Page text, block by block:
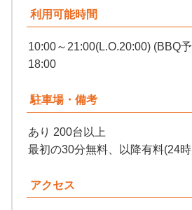
利用可能時間
10:00～21:00(L.O.20:00) (BBQ
18:00
駐車場・備考
あり 200台以上
最初の30分無料、以降有料(24
アクセス